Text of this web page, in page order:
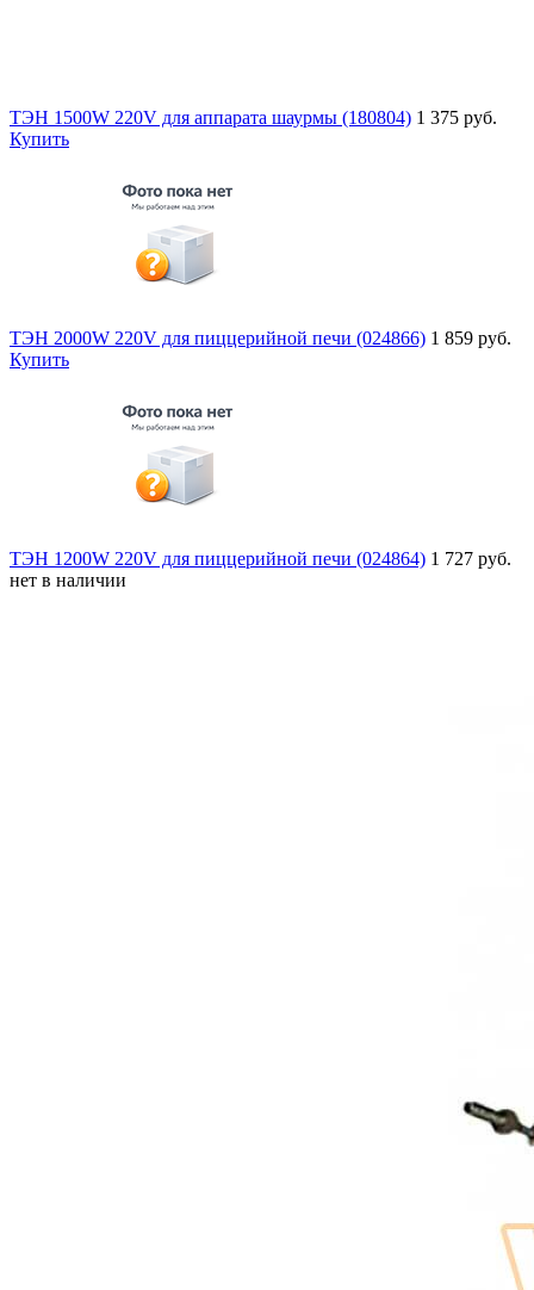
ТЭН 1500W 220V для аппарата шаурмы (180804) 1 375 руб.
Купить
ТЭН 2000W 220V для пиццерийной печи (024866) 1 859 руб.
Купить
ТЭН 1200W 220V для пиццерийной печи (024864) 1 727 руб.
нет в наличии